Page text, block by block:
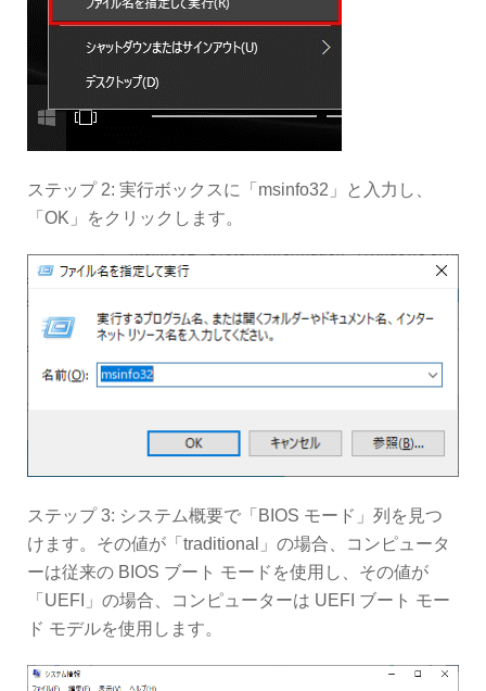
ステップ 2: 実行ボックスに「msinfo32」と入力し、
「OK」をクリックします。
ステップ 3: システム概要で「BIOS モード」列を見つ
けます。その値が「traditional」の場合、コンピュータ
ーは従来の BIOS ブート モードを使用し、その値が
「UEFI」の場合、コンピューターは UEFI ブート モー
ド モデルを使用します。